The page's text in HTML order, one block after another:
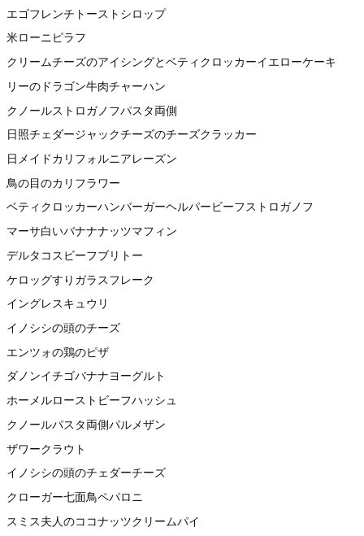
エゴフレンチトーストシロップ
米ローニピラフ
クリームチーズのアイシングとベティクロッカーイエローケーキ
リーのドラゴン牛肉チャーハン
クノールストロガノフパスタ両側
日照チェダージャックチーズのチーズクラッカー
日メイドカリフォルニアレーズン
鳥の目のカリフラワー
ベティクロッカーハンバーガーヘルパービーフストロガノフ
マーサ白いバナナナッツマフィン
デルタコスビーフブリトー
ケロッグすりガラスフレーク
イングレスキュウリ
イノシシの頭のチーズ
エンツォの鶏のピザ
ダノンイチゴバナナヨーグルト
ホーメルローストビーフハッシュ
クノールパスタ両側パルメザン
ザワークラウト
イノシシの頭のチェダーチーズ
クローガー七面鳥ペパロニ
スミス夫人のココナッツクリームパイ